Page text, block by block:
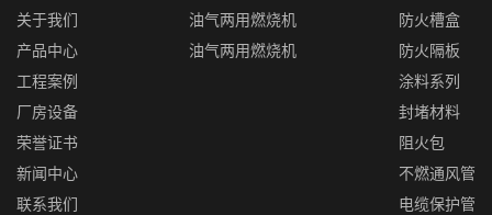
关于我们
产品中心
工程案例
厂房设备
荣誉证书
新闻中心
联系我们
油气两用燃烧机
油气两用燃烧机
防火槽盒
防火隔板
涂料系列
封堵材料
阻火包
不燃通风管
电缆保护管